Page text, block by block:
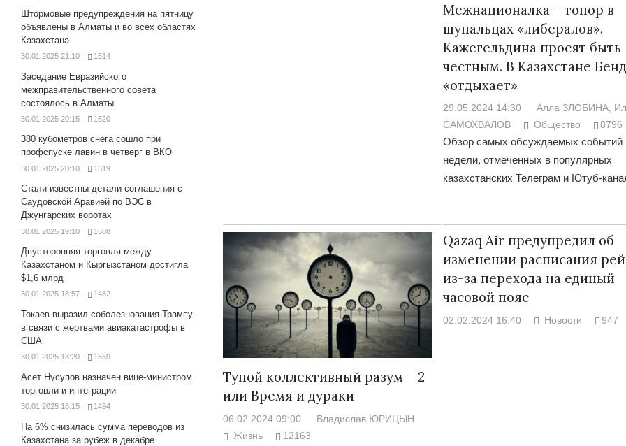
Межнационалка – топор в
щупальцах «либералов».
Кажегельдина просят быть
честным. В Казахстане
«отдыхает»
29.05.2024 14:30 Алла ЗЛОБИНА,
САМОХВАЛОВ
Общество 8796
Обзор самых обсуждаемых событий
недели, отмеченных в популярных
казахстанских Телеграм и Ютуб-
Тупой коллективный разум – 2
или Время и дураки
06.02.2024 09:00
Владислав ЮРИЦЫН
Жизнь
12163
Qazaq Air предупредил об
изменении расписания
из-за перехода на единый
часовой пояс
02.02.2024 16:40 Новости 947
Штормовые предупреждения на пятницу
объявлены в Алматы и во всех областях
Казахстана
30.01.2025 21:10 1514
Заседание Евразийского
межправительственного совета
состоялось в Алматы
30.01.2025 20:15 1520
380 кубометров снега сошло при
профспуске лавин в четверг в ВКО
30.01.2025 20:10 1319
Стали известны детали соглашения с
Саудовской Аравией по ВЭС в
Джунгарских воротах
30.01.2025 19:10 1588
Двусторонняя торговля между
Казахстаном и Кыргызстаном достигла
$1,6 млрд
30.01.2025 18:57 1482
Токаев выразил соболезнования Трампу
в связи с жертвами авиакатастрофы в
США
30.01.2025 18:20 1569
Асет Нусупов назначен вице-министром
торговли и интеграции
30.01.2025 18:15 1494
На 6% снизилась сумма переводов из
Казахстана за рубеж в декабре